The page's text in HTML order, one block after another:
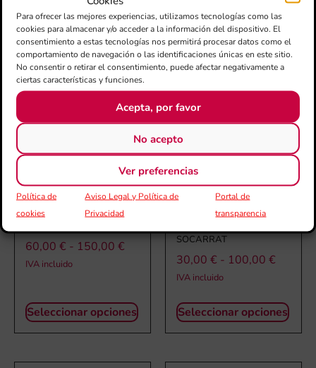
Para ofrecer las mejores experiencias, utilizamos tecnologías como las
cookies para almacenar y/o acceder a la información del dispositivo. El
consentimiento a estas tecnologías nos permitirá procesar datos como el
comportamiento de navegación o las identificaciones únicas en este sitio.
No consentir o retirar el consentimiento, puede afectar negativamente a
ciertas características y funciones.
Acepta, por favor
No acepto
Ver preferencias
Política de
cookies
Aviso Legal y Política de
Privacidad
Portal de
transparencia
PRODUCTOS RELACIONADOS
60,00 € - 150,00 €
IVA incluido
Seleccionar opciones
SOCARRAT
30,00 € - 100,00 €
IVA incluido
Seleccionar opciones